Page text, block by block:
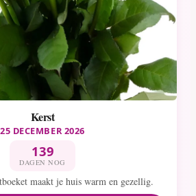
Kerst
25 DECEMBER 2026
139
DAGEN NOG
maakt je huis warm en gezellig.